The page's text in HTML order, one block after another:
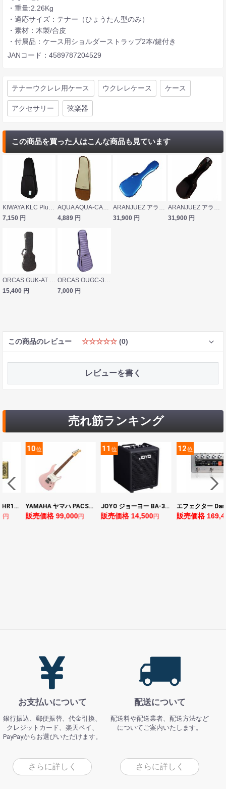
・重量:2.26Kg
・適応サイズ：テナー（ひょうたん型のみ）
・素材：木製/合皮
・付属品：ケース用ショルダーストラップ2本/鍵付き
JANコード：4589787204529
テナーウクレレ用ケース ウクレレケース ケース
アクセサリー 弦楽器
この商品を買った人はこんな商品も見ています
7,150 円
4,889 円
31,900 円
31,900 円
15,400 円
7,000 円
この商品のレビュー ☆☆☆☆☆ (0)
レビューを書く
売れ筋ランキング
ヤマハ YAMAHA THR10II 小型ギターアンプ
円
10位
YAMAHA ヤマハ PACS+12 ASP Pacifica Standard Plus パシフィカスタンダードプラス エレキギター
販売価格 99,000円
11位
JOYO ジョーヨー BA-30 VIBE CUBE BLK 30W 小型ベースアンプ Bluetooth+OTGオーディオI/F搭載
販売価格 14,500円
12位
販売価格
お支払いについて
銀行振込、郵便振替、代金引換、
クレジットカード、楽天ペイ、
PayPayからお選びいただけます。
さらに詳しく
配送について
配送料や配送業者、配送方法など
についてご案内いたします。
さらに詳しく